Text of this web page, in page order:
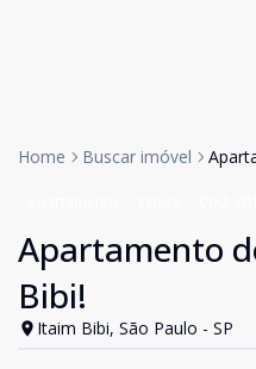
Home Buscar imóvel
Apartamento
Bibi!
Itaim Bibi, São Paulo - SP